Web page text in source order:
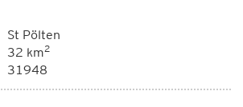
St Pölten
32 km2
31948